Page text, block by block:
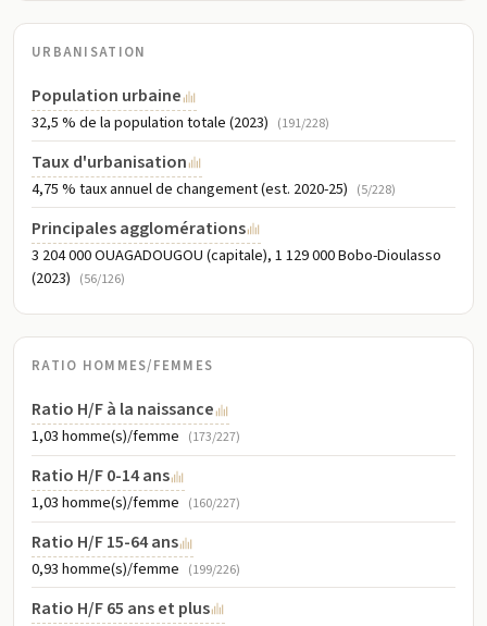
URBANISATION
Population urbaine
32,5 % de la population totale (2023) (191/228)
Taux d'urbanisation
4,75 % taux annuel de changement (est. 2020-25) (5/228)
Principales agglomérations
3 204 000 OUAGADOUGOU (capitale), 1 129 000 Bobo-Dioulasso
(2023) (56/126)
RATIO HOMMES/FEMMES
Ratio H/F à la naissance
1,03 homme(s)/femme (173/227)
Ratio H/F 0-14 ans
1,03 homme(s)/femme (160/227)
Ratio H/F 15-64 ans
0,93 homme(s)/femme (199/226)
Ratio H/F 65 ans et plus